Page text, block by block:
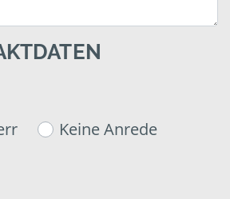
Keine Anrede